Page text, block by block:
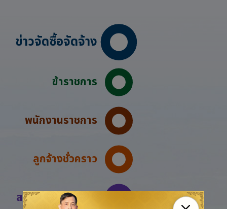
ข่าวจัดซื้อจัดจ้าง
ข้าราชการ
พนักงานราชการ
ลูกจ้างชั่วคราว
สมัครสอบออนไลน์